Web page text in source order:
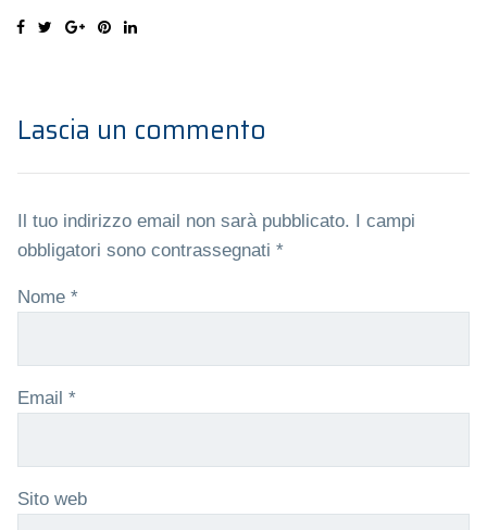
Lascia un commento
Il tuo indirizzo email non sarà pubblicato.
I campi
obbligatori sono contrassegnati *
Nome *
Email *
Sito web